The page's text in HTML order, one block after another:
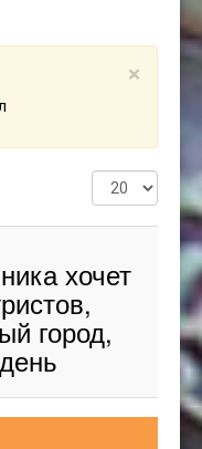
×
Кол-
во
хочет
город,